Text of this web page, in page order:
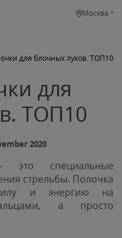
Москва
для блочных луков. ТОП10
для
ТОП10
2020
специальные
стрельбы. Полочка
и энергию на
а просто